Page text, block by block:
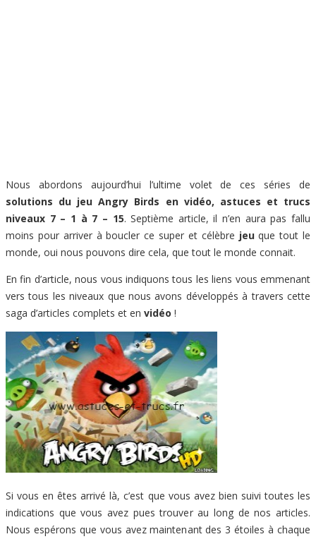
Nous abordons aujourd’hui l’ultime volet de ces séries de
solutions du jeu Angry Birds en vidéo, astuces et trucs
niveaux 7 – 1 à 7 – 15. Septième article, il n’en aura pas fallu
moins pour arriver à boucler ce super et célèbre jeuque tout le
monde, oui nous pouvons dire cela, que tout le monde connait.
En fin d’article, nous vous indiquons tous les liens vous emmenant
vers tous les niveaux que nous avons développés à travers cette
saga d’articles complets et en vidéo !
Si vous en êtes arrivé là, c’est que vous avez bien suivi toutes les
indications que vous avez pues trouver au long de nos articles.
Nous espérons que vous avez maintenant des 3 étoiles à chaque